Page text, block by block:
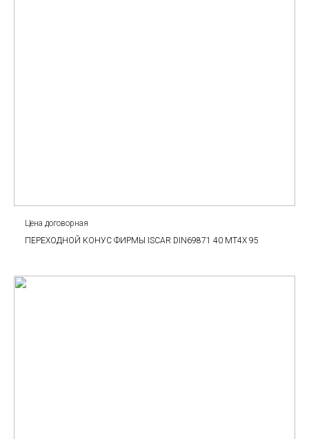
Цена договорная
ПЕРЕХОДНОЙ КОНУС ФИРМЫ ISCAR DIN69871 40 MT4X 95